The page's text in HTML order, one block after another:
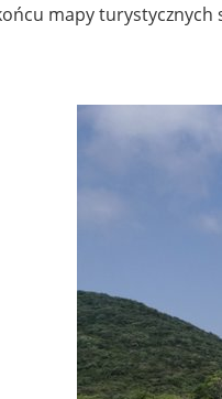
mapy turystycznych